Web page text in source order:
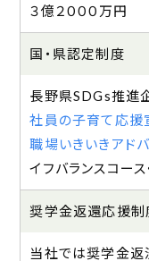
３億２０００万円
国・県認定制度
長野県SDGs推進
社員の子育て応援
職場いきいきアド
イフバランスコース
奨学金返還応援制
当社では奨学金返